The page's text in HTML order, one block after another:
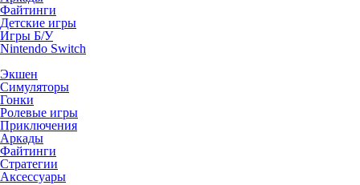
Файтинги
Детские игры
Игры Б/У
Nintendo Switch
Экшен
Симуляторы
Гонки
Ролевые игры
Приключения
Аркады
Файтинги
Стратегии
Аксессуары